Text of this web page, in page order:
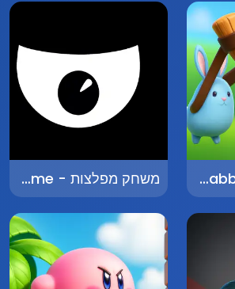
רוטקה ארנב - Rotka Rabbit משחק מפלצות - Monster Game